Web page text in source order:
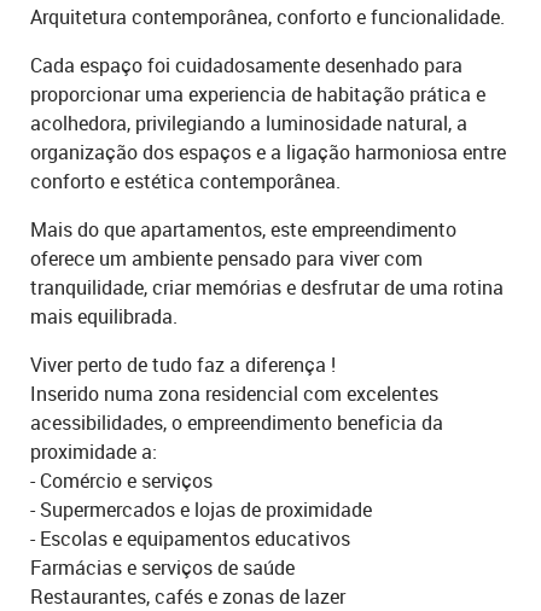
Arquitetura contemporânea, conforto e funcionalidade.
Cada espaço foi cuidadosamente desenhado para
proporcionar uma experiencia de habitação prática e
acolhedora, privilegiando a luminosidade natural, a
organização dos espaços e a ligação harmoniosa entre
conforto e estética contemporânea.
Mais do que apartamentos, este empreendimento
oferece um ambiente pensado para viver com
tranquilidade, criar memórias e desfrutar de uma rotina
mais equilibrada.
Viver perto de tudo faz a diferença !
Inserido numa zona residencial com excelentes
acessibilidades, o empreendimento beneficia da
proximidade a:
- Comércio e serviços
- Supermercados e lojas de proximidade
- Escolas e equipamentos educativos
Farmácias e serviços de saúde
Restaurantes, cafés e zonas de lazer